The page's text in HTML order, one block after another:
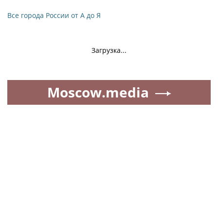
Все города России от А до Я
Загрузка...
Moscow.media